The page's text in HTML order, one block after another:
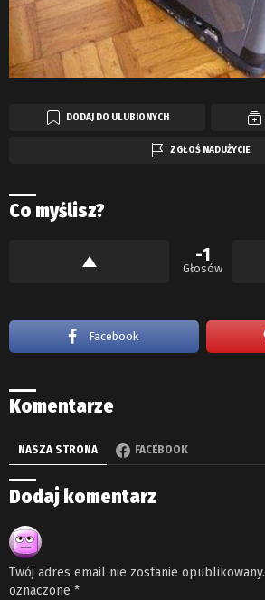
DODAJ DO ULUBIONYCH
ZGŁOŚ NADUŻYCIE
Co myślisz?
-1
Głosów
Facebook
Komentarze
NASZA STRONA FACEBOOK
Dodaj komentarz
Twój adres email nie zostanie opublikowany.
oznaczone *